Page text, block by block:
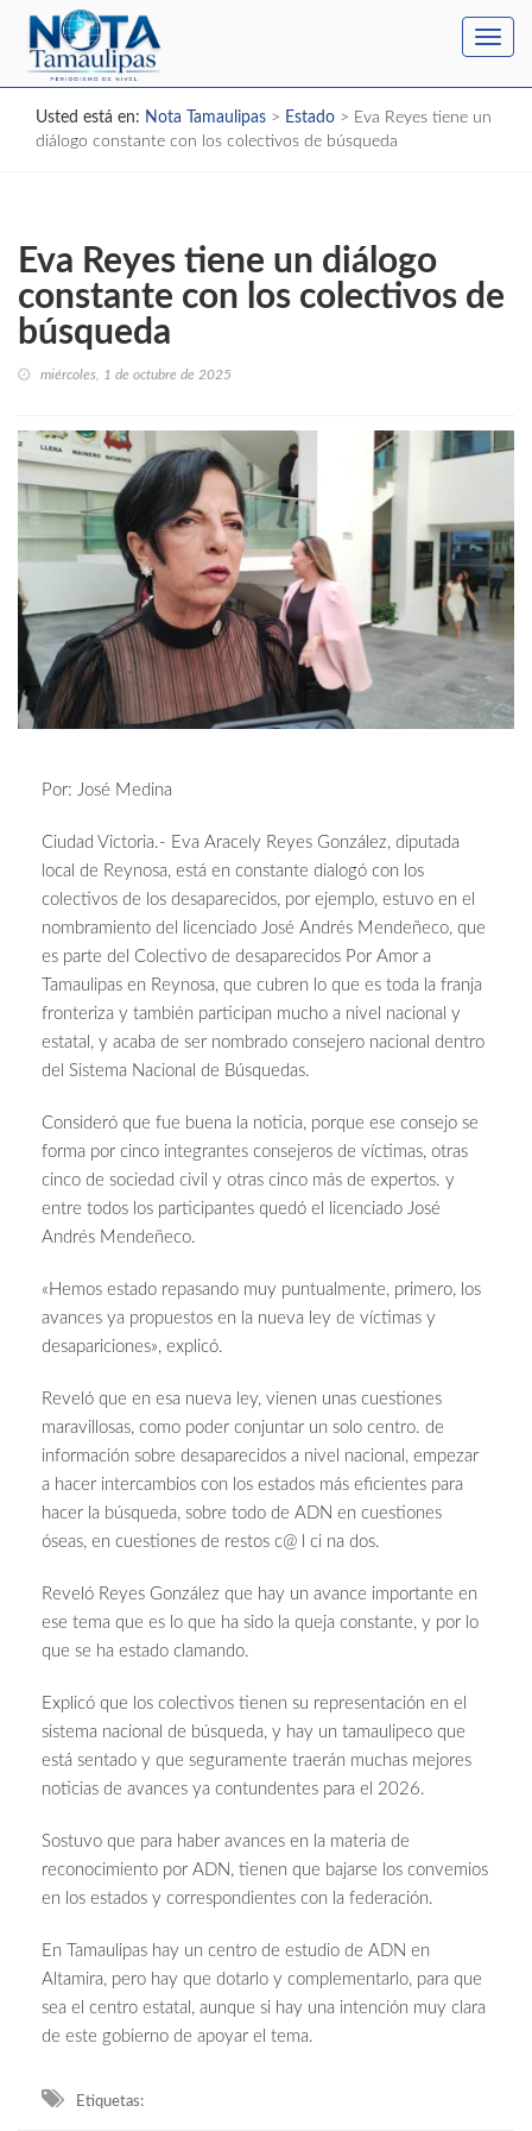
Usted está en: Nota Tamaulipas > Estado > Eva Reyes tiene un
diálogo constante con los colectivos de búsqueda
Eva Reyes tiene un diálogo
constante con los colectivos de
búsqueda
miércoles, 1 de octubre de 2025
Por: José Medina
Ciudad Victoria.- Eva Aracely Reyes González, diputada
local de Reynosa, está en constante dialogó con los
colectivos de los desaparecidos, por ejemplo, estuvo en el
nombramiento del licenciado José Andrés Mendeñeco, que
es parte del Colectivo de desaparecidos Por Amor a
Tamaulipas en Reynosa, que cubren lo que es toda la franja
fronteriza y también participan mucho a nivel nacional y
estatal, y acaba de ser nombrado consejero nacional dentro
del Sistema Nacional de Búsquedas.
Consideró que fue buena la noticia, porque ese consejo se
forma por cinco integrantes consejeros de víctimas, otras
cinco de sociedad civil y otras cinco más de expertos. y
entre todos los participantes quedó el licenciado José
Andrés Mendeñeco.
«Hemos estado repasando muy puntualmente, primero, los
avances ya propuestos en la nueva ley de víctimas y
desapariciones», explicó.
Reveló que en esa nueva ley, vienen unas cuestiones
maravillosas, como poder conjuntar un solo centro. de
información sobre desaparecidos a nivel nacional, empezar
a hacer intercambios con los estados más eficientes para
hacer la búsqueda, sobre todo de ADN en cuestiones
óseas, en cuestiones de restos c@ l ci na dos.
Reveló Reyes González que hay un avance importante en
ese tema que es lo que ha sido la queja constante, y por lo
que se ha estado clamando.
Explicó que los colectivos tienen su representación en el
sistema nacional de búsqueda, y hay un tamaulipeco que
está sentado y que seguramente traerán muchas mejores
noticias de avances ya contundentes para el 2026.
Sostuvo que para haber avances en la materia de
reconocimiento por ADN, tienen que bajarse los convemios
en los estados y correspondientes con la federación.
En Tamaulipas hay un centro de estudio de ADN en
Altamira, pero hay que dotarlo y complementarlo, para que
sea el centro estatal, aunque si hay una intención muy clara
de este gobierno de apoyar el tema.
Etiquetas: